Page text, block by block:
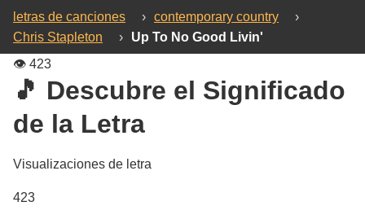
letras de canciones › contemporary country
›
Chris Stapleton
›
Up To No Good Livin'
👁️ 423
🎵 Descubre el Significado
de la Letra
Visualizaciones de letra
423